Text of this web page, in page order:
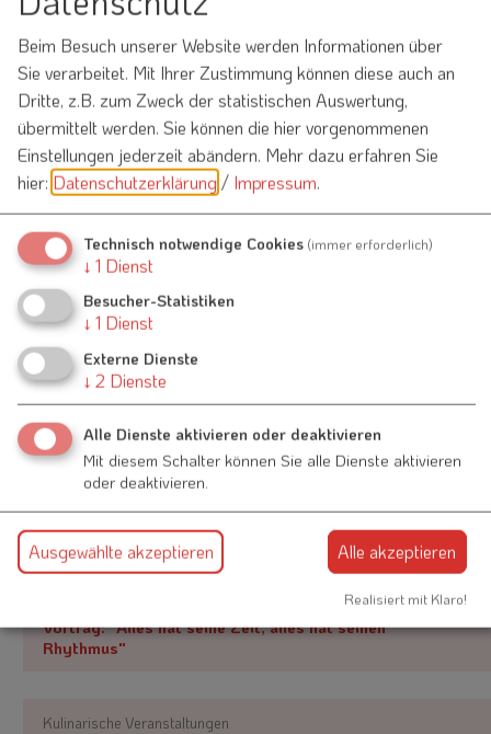
Hauptstraße 15
91790 Raitenbuch
09147 945591
Auch an diesem Ort
Kulinarische Veranstaltungen
09.08.26
Abend der Musik im musikantenfreundlichen Wirtshaus
Kulinarische Veranstaltungen
13.09.26
Abend der Musik im musikantenfreundlichen Wirtshaus
Vortrags- und Informationsveranstaltungen
Vortrag: "Alles hat seine Zeit, alles hat seinen
Rhythmus"
Kulinarische Veranstaltungen
Beim Besuch unserer Website werden Informationen über
Sie verarbeitet. Mit Ihrer Zustimmung können diese auch an
Dritte, z.B. zum Zweck der statistischen Auswertung,
übermittelt werden. Sie können die hier vorgenommenen
Einstellungen jederzeit abändern. Mehr dazu erfahren Sie
hier: Datenschutzerklärung/ Impressum.
Technisch notwendige Cookies (immer erforderlich)
↓ 1 Dienst
Besucher-Statistiken
↓ 1 Dienst
Externe Dienste
↓ 2 Dienste
Alle Dienste aktivieren oder deaktivieren
Mit diesem Schalter können Sie alle Dienste aktivieren
oder deaktivieren.
Ausgewählte akzeptieren Alle akzeptieren
Realisiert mit Klaro!